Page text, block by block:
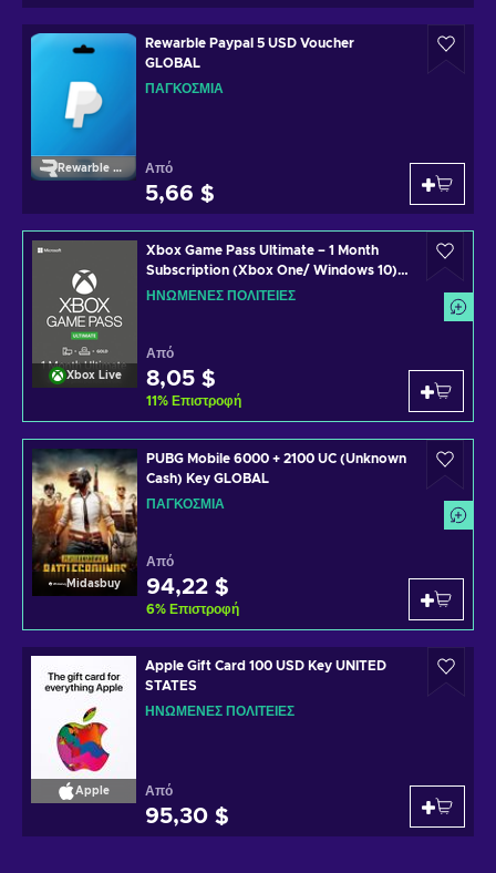
Rewarble Paypal
Rewarble Paypal 5 USD Voucher
GLOBAL
ΠΑΓΚΌΣΜΙΑ
Από
5,66 $
Xbox Live
Xbox Game Pass Ultimate – 1 Month
Subscription (Xbox One/ Windows 10)
non-stackable Xbox Live Key UNITED
ΗΝΩΜΈΝΕΣ ΠΟΛΙΤΕΊΕΣ
Από
8,05 $
11% Επιστροφή
Midasbuy
PUBG Mobile 6000 + 2100 UC (Unknown
Cash) Key GLOBAL
ΠΑΓΚΌΣΜΙΑ
Από
94,22 $
6% Επιστροφή
Apple
Apple Gift Card 100 USD Key UNITED
STATES
ΗΝΩΜΈΝΕΣ ΠΟΛΙΤΕΊΕΣ
Από
95,30 $